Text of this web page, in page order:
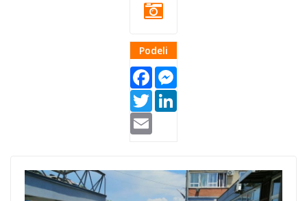
Podeli
Facebook
Twitter
Davanja-